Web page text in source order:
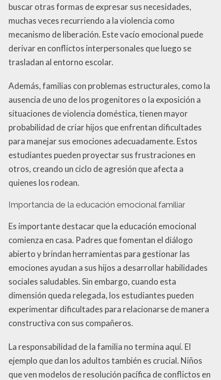
buscar otras formas de expresar sus necesidades,
muchas veces recurriendo a la violencia como
mecanismo de liberación. Este vacío emocional puede
derivar en conflictos interpersonales que luego se
trasladan al entorno escolar.
Además, familias con problemas estructurales, como la
ausencia de uno de los progenitores o la exposición a
situaciones de violencia doméstica, tienen mayor
probabilidad de criar hijos que enfrentan dificultades
para manejar sus emociones adecuadamente. Estos
estudiantes pueden proyectar sus frustraciones en
otros, creando un ciclo de agresión que afecta a
quienes los rodean.
Importancia de la educación emocional familiar
Es importante destacar que la educación emocional
comienza en casa. Padres que fomentan el diálogo
abierto y brindan herramientas para gestionar las
emociones ayudan a sus hijos a desarrollar habilidades
sociales saludables. Sin embargo, cuando esta
dimensión queda relegada, los estudiantes pueden
experimentar dificultades para relacionarse de manera
constructiva con sus compañeros.
La responsabilidad de la familia no termina aquí. El
ejemplo que dan los adultos también es crucial. Niños
que ven modelos de resolución pacífica de conflictos en